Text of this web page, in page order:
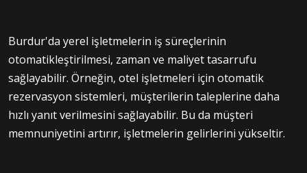
Burdur'da yerel işletmelerin iş süreçlerinin
otomatikleştirilmesi, zaman ve maliyet tasarrufu
sağlayabilir. Örneğin, otel işletmeleri için otomatik
rezervasyon sistemleri, müşterilerin taleplerine daha
hızlı yanıt verilmesini sağlayabilir. Bu da müşteri
memnuniyetini artırır, işletmelerin gelirlerini yükseltir.